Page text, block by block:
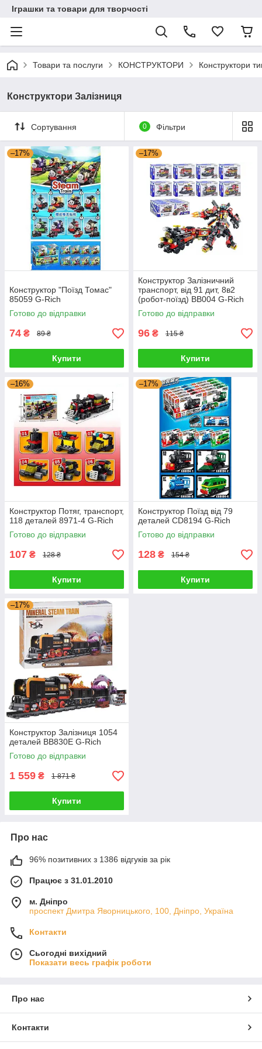
Іграшки та товари для творчості
Товари та послуги КОНСТРУКТОРИ Конструктори
Конструктори Залізниця
Сортування 0 Фільтри
–17%
Конструктор "Поїзд Томас"
85059 G-Rich
Готово до відправки
74 ₴ 89 ₴
Купити
–17%
Конструктор Залізничний
транспорт, від 91 дит, 8в2
(робот-поїзд) BB004 G-Rich
Готово до відправки
96 ₴ 115 ₴
Купити
–16%
Конструктор Потяг, транспорт,
118 деталей 8971-4 G-Rich
Готово до відправки
107 ₴ 128 ₴
Купити
–17%
Конструктор Поїзд від 79
деталей CD8194 G-Rich
Готово до відправки
128 ₴ 154 ₴
Купити
–17%
Конструктор Залізниця 1054
деталей BB830E G-Rich
Готово до відправки
1 559 ₴ 1 871 ₴
Купити
Про нас
96% позитивних з 1386 відгуків за рік
Працює з 31.01.2010
м. Дніпро
проспект Дмитра Яворницького, 100, Дніпро, Україна
Контакти
Сьогодні вихідний
Показати весь графік роботи
Про нас
Контакти